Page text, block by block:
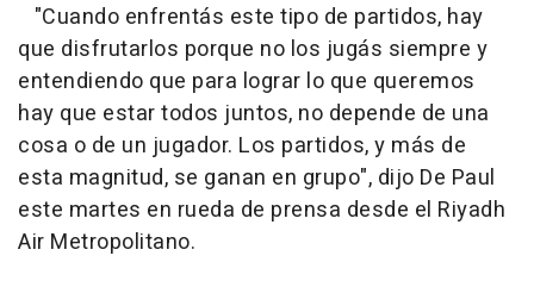
"Cuando enfrentás este tipo de partidos, hay
que disfrutarlos porque no los jugás siempre y
entendiendo que para lograr lo que queremos
hay que estar todos juntos, no depende de una
cosa o de un jugador. Los partidos, y más de
esta magnitud, se ganan en grupo", dijo De Paul
este martes en rueda de prensa desde el Riyadh
Air Metropolitano.